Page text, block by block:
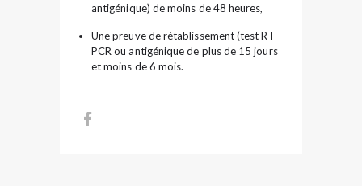
antigénique) de moins de 48 heures,
Une preuve de rétablissement (test RT-
PCR ou antigénique de plus de 15 jours
et moins de 6 mois.